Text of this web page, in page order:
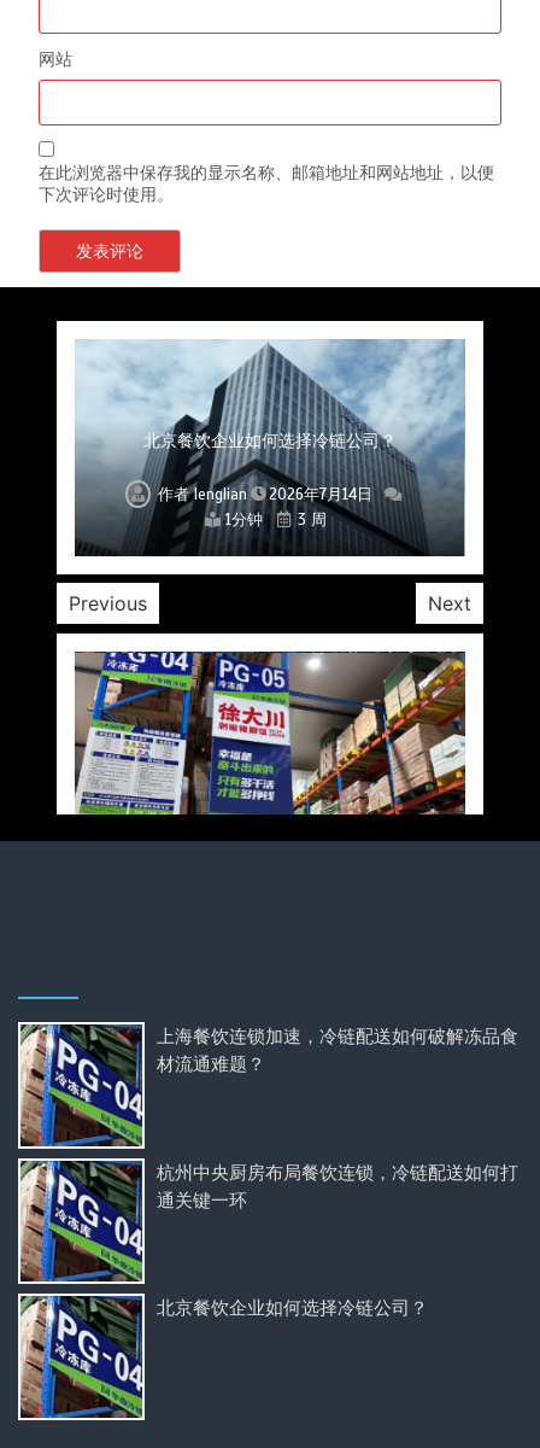
网站
在此浏览器中保存我的显示名称、邮箱地址和网站地址，以便
下次评论时使用。
上海餐饮连锁加速，冷链配送如何破解冻品食材
流通难题？
作者lenglian
2026年7月14日
1分钟
3 周
杭州中央厨房布局餐饮连锁，冷链配送如何打通
关键一环
作者lenglian
2026年7月14日
1分钟
3 周
北京餐饮企业如何选择冷链公司？
作者lenglian
2026年7月14日
1分钟
3 周
深圳冷链物流如何护航餐饮连锁？冻品食材流通
全解析
作者lenglian
2026年7月14日
1分钟
3 周
北京餐饮仓配一体化的核心价值与落地实践解析
作者lenglian
2026年7月14日
1分钟
3 周
武汉冻品配送三要素：控温、时效、低成本如何
兼得？
作者lenglian
2026年7月14日
1分钟
3 周
重庆冷链布局解冻食材运输密码，餐饮连锁如何
稳控品质？
作者lenglian
2026年7月14日
1分钟
3 周
Previous Next
上海餐饮连锁加速，冷链配送如何破解冻品食
材流通难题？
杭州中央厨房布局餐饮连锁，冷链配送如何打
通关键一环
北京餐饮企业如何选择冷链公司？